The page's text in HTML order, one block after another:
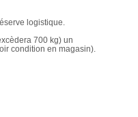
logistique.
700 kg) un
condition en magasin).